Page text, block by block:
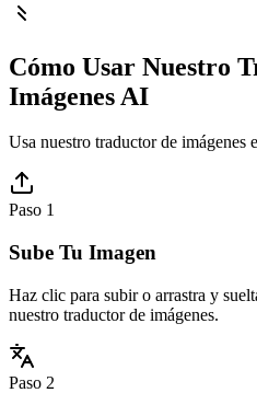
Cómo Usar Nuestro
Imágenes AI
Usa nuestro traductor de imágenes
Paso 1
Sube Tu Imagen
Haz clic para subir o arrastra y
nuestro traductor de imágenes.
Paso 2